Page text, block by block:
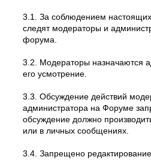
3.1. За соблюдением
следят модераторы и
форума.
3.2. Модераторы назначаются
его усмотрение.
3.3. Обсуждение действий
администратора на Форуме
обсуждение должно
или в личных сообщениях.
3.4. Запрещено